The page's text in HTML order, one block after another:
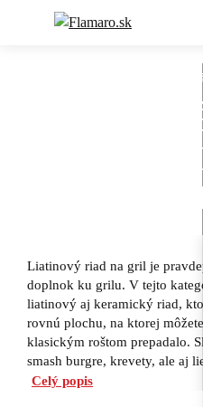
Liatinový riad na gril je
doplnok ku grilu. V tejto
liatinový aj keramický riad,
rovnú plochu, na ktorej
klasickým roštom prepadalo.
smash burgre, krevety, ale aj
Celý popis